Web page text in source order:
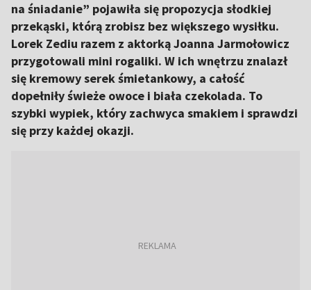
na śniadanie” pojawiła się propozycja słodkiej
przekąski, którą zrobisz bez większego wysiłku.
Lorek Zediu razem z aktorką Joanna Jarmołowicz
przygotowali mini rogaliki. W ich wnętrzu znalazł
się kremowy serek śmietankowy, a całość
dopełniły świeże owoce i biała czekolada. To
szybki wypiek, który zachwyca smakiem i sprawdzi
się przy każdej okazji.